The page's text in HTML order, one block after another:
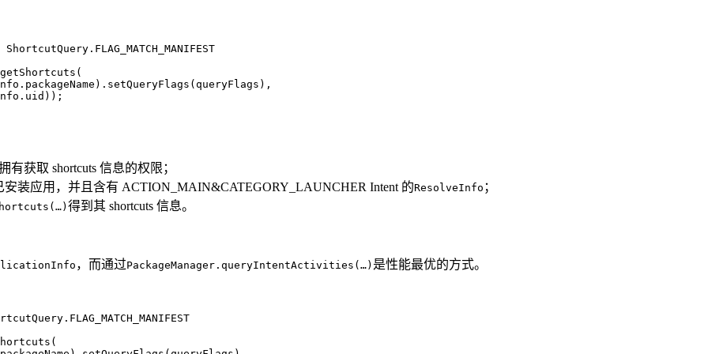
有获取 shortcuts 信息的权限；
安装应用，并且含有 ACTION_MAIN&CATEGORY_LAUNCHER Intent 的ResolveInfo ；
得到其 shortcuts 信息。
，而通过PackageManager.queryIntentActivities(…) 是性能最优的方式。